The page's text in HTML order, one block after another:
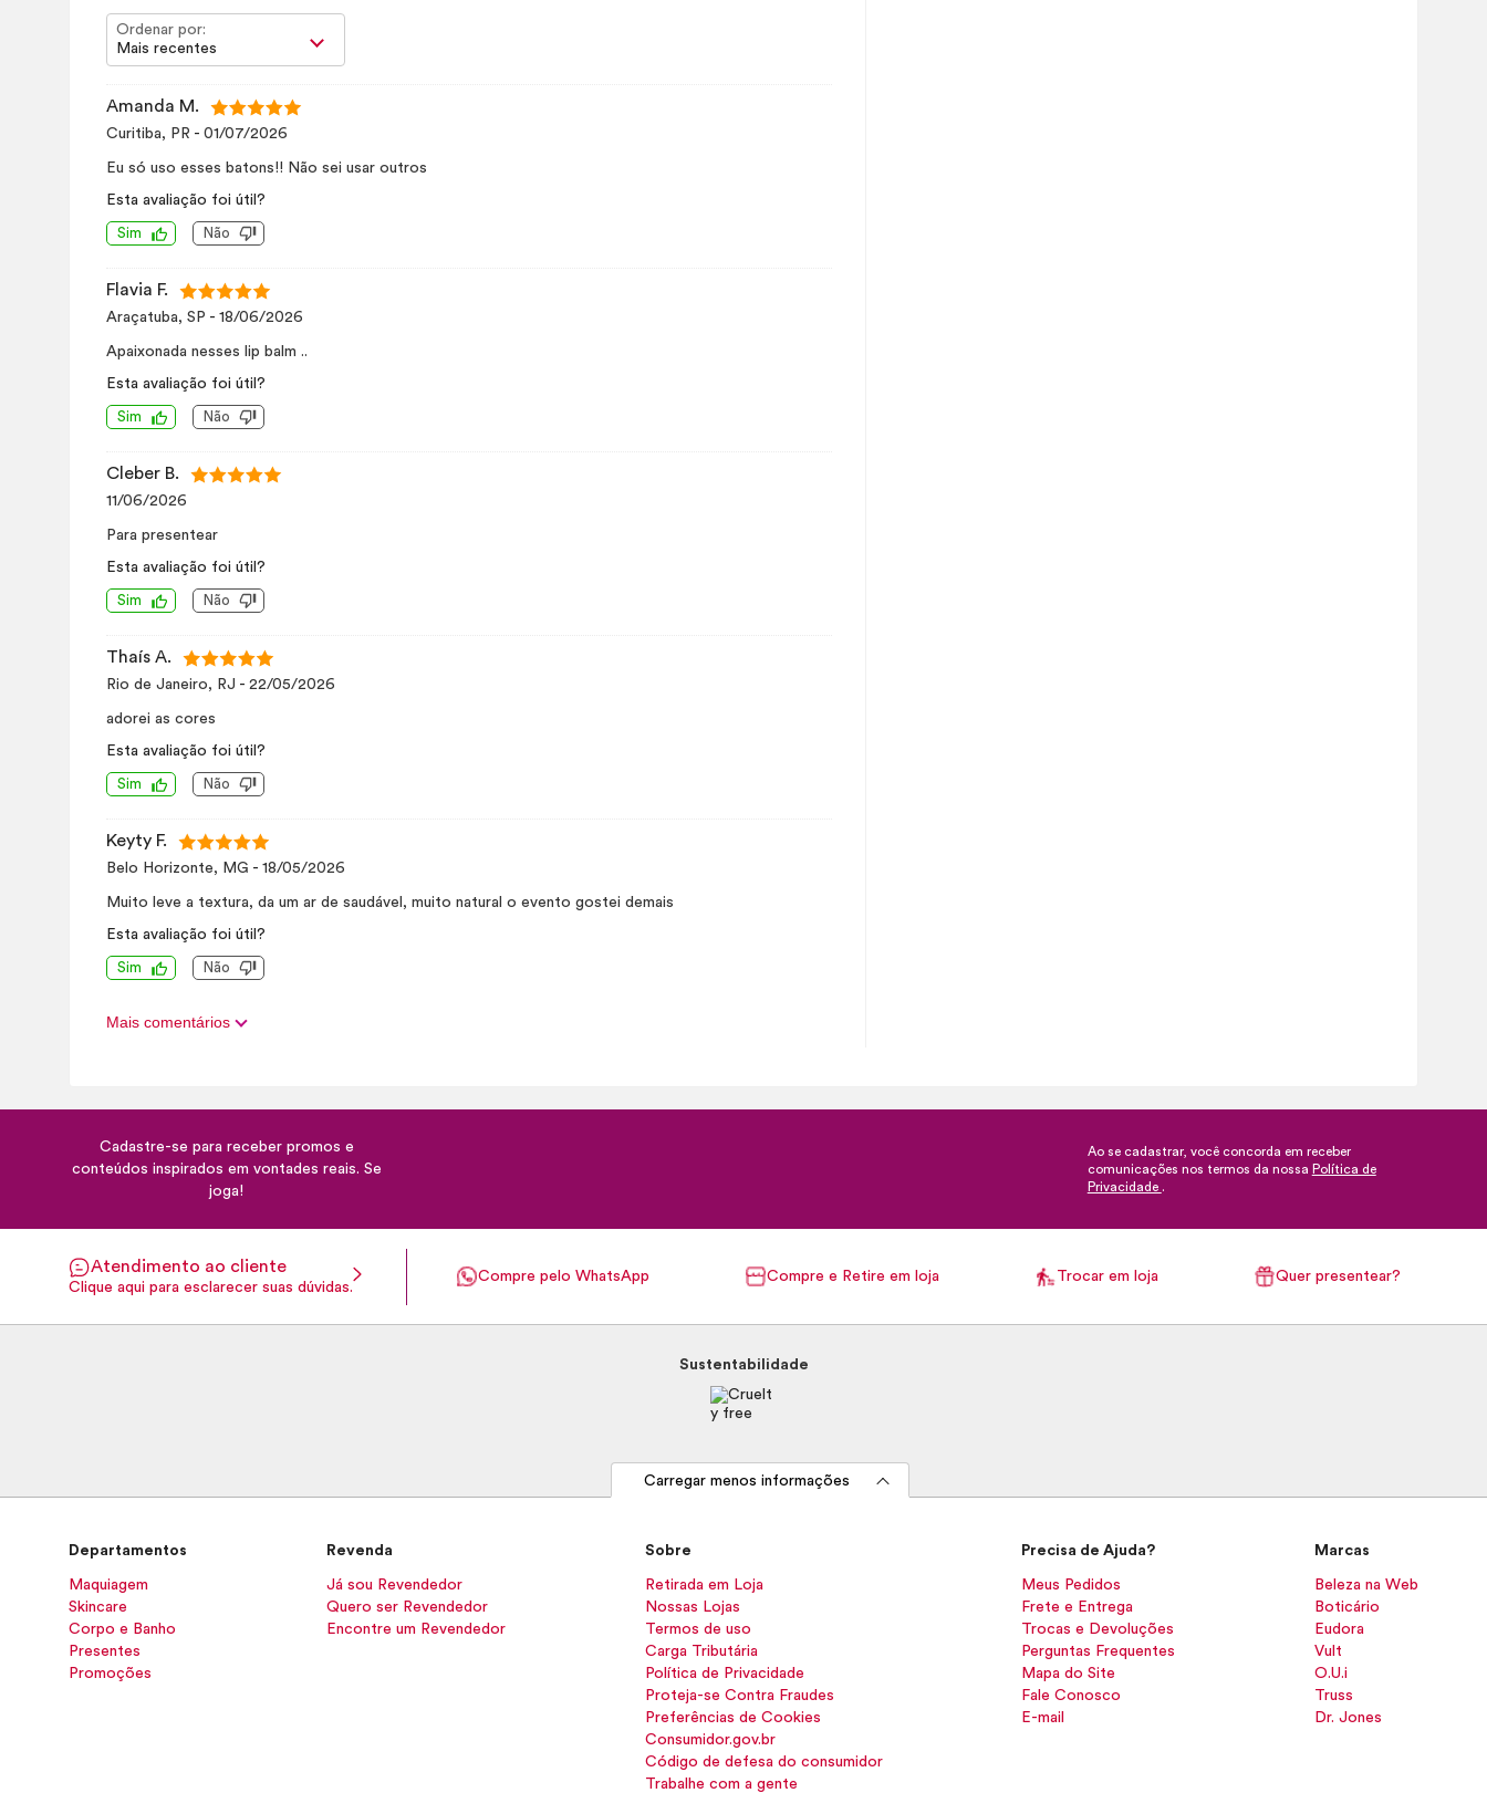
Ordenar por:
Mais recentes
Amanda M.
Curitiba, PR - 01/07/2026
Eu só uso esses batons!! Não sei usar outros
Esta avaliação foi útil?
Sim Não
Flavia F.
Araçatuba, SP - 18/06/2026
Apaixonada nesses lip balm ..
Esta avaliação foi útil?
Sim Não
Cleber B.
11/06/2026
Para presentear
Esta avaliação foi útil?
Sim Não
Thaís A.
Rio de Janeiro, RJ - 22/05/2026
adorei as cores
Esta avaliação foi útil?
Sim Não
Keyty F.
Belo Horizonte, MG - 18/05/2026
Muito leve a textura, da um ar de saudável, muito natural o evento gostei demais
Esta avaliação foi útil?
Sim Não
Mais comentários
Cadastre-se para receber promos e
conteúdos inspirados em vontades reais. Se
joga!
Ao se cadastrar, você concorda em receber
comunicações nos termos da nossa Política de
Privacidade .
Atendimento ao cliente
Clique aqui para esclarecer suas dúvidas.
Compre pelo WhatsApp Compre e Retire em loja Trocar em loja Quer presentear?
Sustentabilidade
Carregar menos informações
Departamentos
Maquiagem
Skincare
Corpo e Banho
Presentes
Promoções
Revenda
Já sou Revendedor
Quero ser Revendedor
Encontre um Revendedor
Sobre
Retirada em Loja
Nossas Lojas
Termos de uso
Carga Tributária
Política de Privacidade
Proteja-se Contra Fraudes
Preferências de Cookies
Consumidor.gov.br
Código de defesa do consumidor
Trabalhe com a gente
Precisa de Ajuda?
Meus Pedidos
Frete e Entrega
Trocas e Devoluções
Perguntas Frequentes
Mapa do Site
Fale Conosco
E-mail
Marcas
Beleza na Web
Boticário
Eudora
Vult
O.U.i
Truss
Dr. Jones